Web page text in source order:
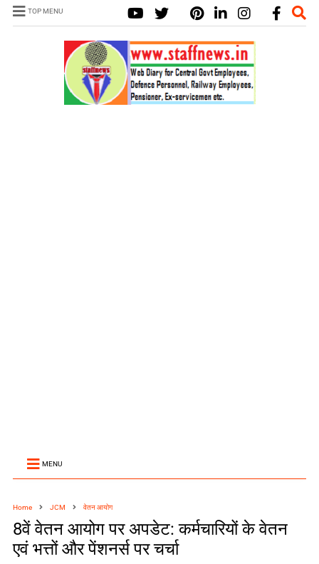
TOP MENU
MENU
Home JCM वेतन आयोग
8वें वेतन आयोग पर अपडेट: कर्मचारियों के वेतन
एवं भत्तों और पेंशनर्स पर चर्चा